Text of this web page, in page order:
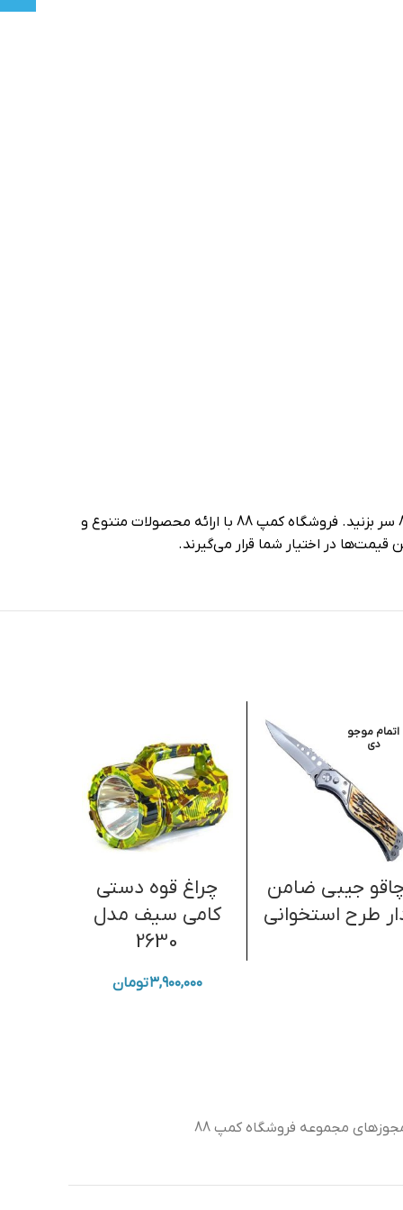
برای خرید چاقوی جیبی برونینگ مدل DA312 و دیگر تجهیزات شکار، کمپینگ و طبیعت‌گردی، می‌توانید به فروشگاه آنلاین کمپ88 سر بزنید. فروشگاه کمپ 88 با ارائه محصولات متنوع و
در اختیار شما قرار می‌گیرند.
اتمام موجو
دی
جیبی ضامن
طرح استخوانی
چراغ قوه دستی
کامی سیف مدل
2630
۳,۹۰۰,۰۰۰تومان
مجموعه فروشگاه کمپ 88